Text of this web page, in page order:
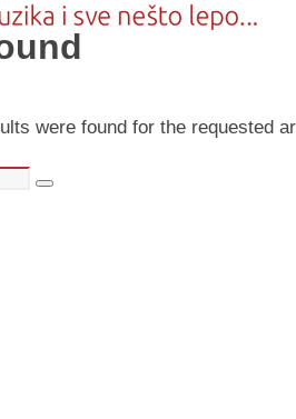
were found for the requested
Search